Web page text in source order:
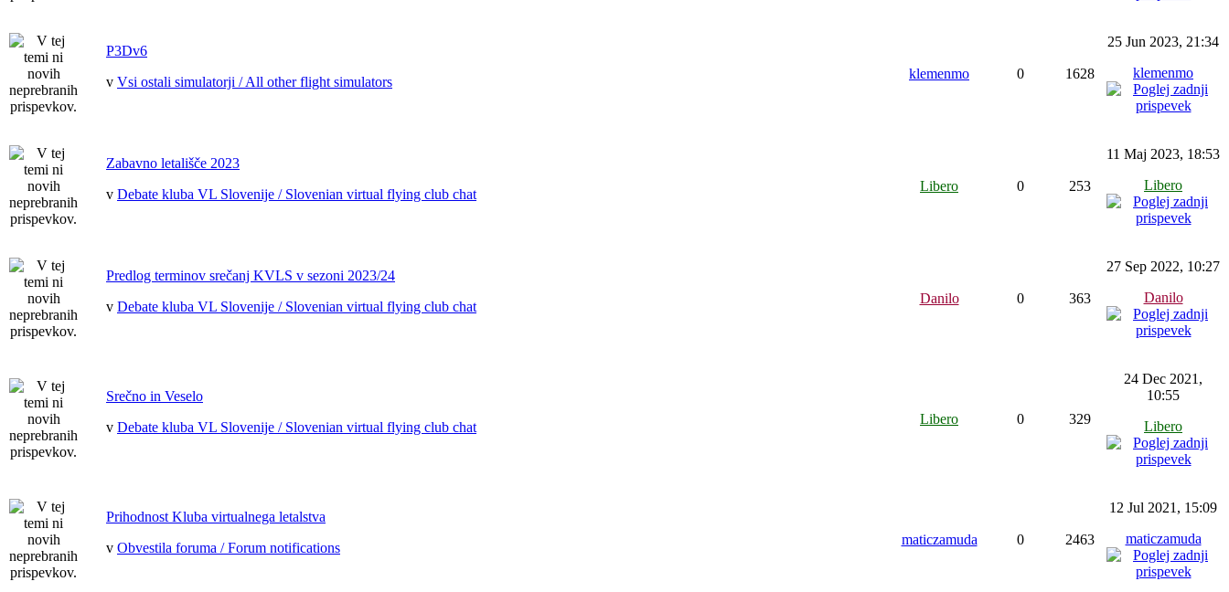
P3Dv6
v Vsi ostali simulatorji / All other flight simulators
klemenmo 0 1628
25 Jun 2023, 21:34
klemenmo
Zabavno letališče 2023
v Debate kluba VL Slovenije / Slovenian virtual flying club chat
Libero 0 253
11 Maj 2023, 18:53
Libero
Predlog terminov srečanj KVLS v sezoni 2023/24
v Debate kluba VL Slovenije / Slovenian virtual flying club chat
Danilo 0 363
27 Sep 2022, 10:27
Danilo
Srečno in Veselo
v Debate kluba VL Slovenije / Slovenian virtual flying club chat
Libero 0 329
24 Dec 2021,
10:55
Libero
Prihodnost Kluba virtualnega letalstva
v Obvestila foruma / Forum notifications
maticzamuda 0 2463
12 Jul 2021, 15:09
maticzamuda